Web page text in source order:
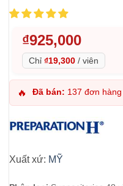
₫925,000
Chỉ ₫19,300 / viên
🔥 Đã bán: 137 đơn hàng
Xuất xứ: MỸ